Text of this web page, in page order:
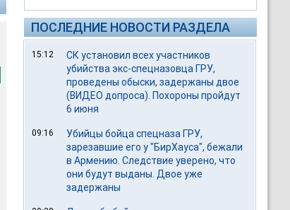
ПОСЛЕДНИЕ НОВОСТИ РАЗДЕЛА
15:12
СК установил всех участников
убийства экс-спецназовца ГРУ,
проведены обыски, задержаны двое
(ВИДЕО допроса). Похороны пройдут
6 июня
09:16
Убийцы бойца спецназа ГРУ,
зарезавшие его у "БирХауса", бежали
в Армению. Следствие уверено, что
они будут выданы. Двое уже
задержаны